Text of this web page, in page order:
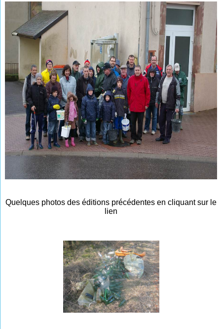
Quelques photos des éditions précédentes en cliquant sur le
lien